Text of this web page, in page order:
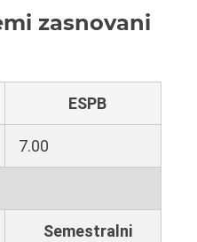
zasnovani
ESPB
7.00
Semestralni